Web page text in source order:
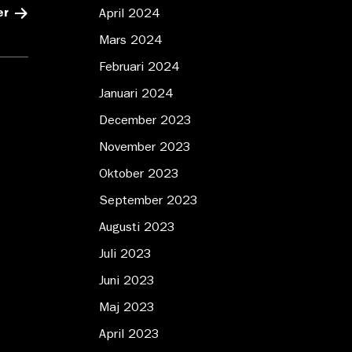
April 2024
Mars 2024
Februari 2024
Januari 2024
December 2023
November 2023
Oktober 2023
September 2023
Augusti 2023
Juli 2023
Juni 2023
Maj 2023
April 2023